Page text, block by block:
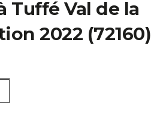
Tuffé Val de la
2022 (72160)